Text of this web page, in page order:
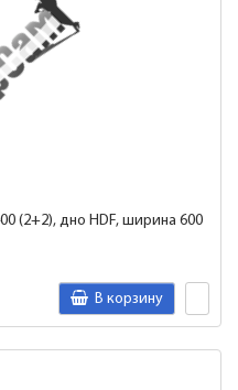
(2+2), дно HDF, ширина 600
В корзину